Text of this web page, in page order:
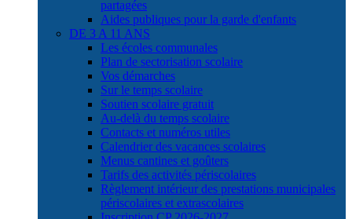
partagées
Aides publiques pour la garde d'enfants
DE 3 A 11 ANS
Les écoles communales
Plan de sectorisation scolaire
Vos démarches
Sur le temps scolaire
Soutien scolaire gratuit
Au-delà du temps scolaire
Contacts et numéros utiles
Calendrier des vacances scolaires
Menus cantines et goûters
Tarifs des activités périscolaires
Règlement intérieur des prestations municipales
périscolaires et extrascolaires